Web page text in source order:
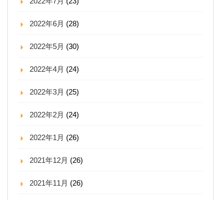
2022年6月 (28)
2022年5月 (30)
2022年4月 (24)
2022年3月 (25)
2022年2月 (24)
2022年1月 (26)
2021年12月 (26)
2021年11月 (26)